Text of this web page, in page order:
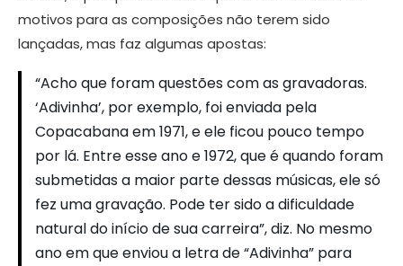
motivos para as composições não terem sido
lançadas, mas faz algumas apostas:
“Acho que foram questões com as gravadoras.
‘Adivinha’, por exemplo, foi enviada pela
Copacabana em 1971, e ele ficou pouco tempo
por lá. Entre esse ano e 1972, que é quando foram
submetidas a maior parte dessas músicas, ele só
fez uma gravação. Pode ter sido a dificuldade
natural do início de sua carreira”, diz. No mesmo
ano em que enviou a letra de “Adivinha” para